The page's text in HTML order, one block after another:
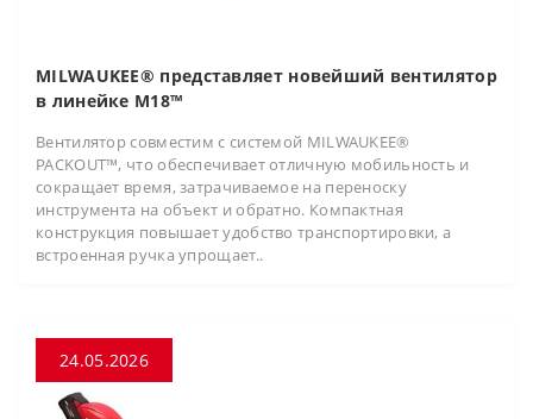
MILWAUKEE® представляет новейший вентилятор
в линейке M18™
Вентилятор совместим с системой MILWAUKEE®
PACKOUT™, что обеспечивает отличную мобильность и
сокращает время, затрачиваемое на переноску
инструмента на объект и обратно. Компактная
конструкция повышает удобство транспортировки, а
встроенная ручка упрощает..
24.05.2026